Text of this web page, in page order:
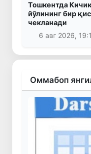
Тошкентда
йўлининг бир
чекланади
6 авг 2026,
Оммабоп